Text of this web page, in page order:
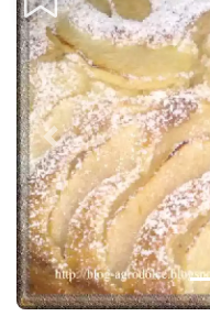
Precedente